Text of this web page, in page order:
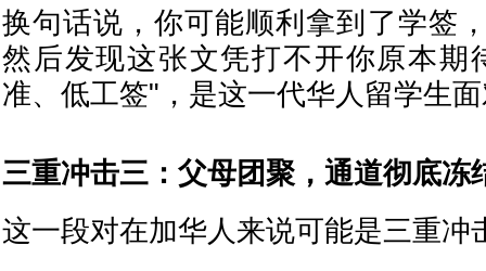
换句话说，你可能顺利拿到了学签
然后发现这张文凭打不开你原本期
准、低工签"，是这一代华人留学生
三重冲击三：父母团聚，通道彻底冻
这一段对在加华人来说可能是三重冲